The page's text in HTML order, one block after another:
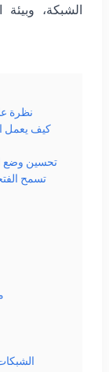
الشبكة، وبيئة
نظرة
كيف يعمل
تحسين وضع
تسمح